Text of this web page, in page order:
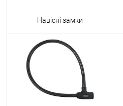
Навісні замки